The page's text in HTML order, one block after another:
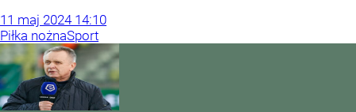
11 maj 2024 14:10
Piłka nożnaSport